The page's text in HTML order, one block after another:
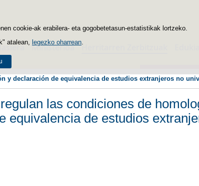
cookie-ak erabilera- eta gogobetetasun-estatistikak lortzeko.
atalean, legezko oharrean
egin
Ministerioa Herritarren Zerbitzuak
y declaración de equivalencia de estudios extranjeros no
las condiciones de
equivalencia de estudios